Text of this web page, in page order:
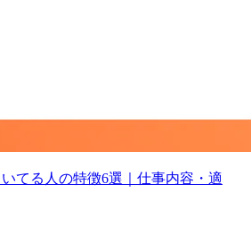
てる人の特徴6選｜仕事内容・適